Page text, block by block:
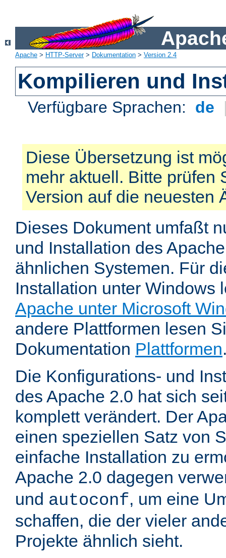
Apache > HTTP-Server> Dokumentation > Version 2.4
Kompilieren und
Verfügbare Sprachen: de
Diese Übersetzung ist
mehr aktuell. Bitte prüfen
Version auf die neuesten
Dieses Dokument umfaßt
und Installation des
ähnlichen Systemen. Für
Installation unter Windows
Apache unter Microsoft
andere Plattformen lesen
Dokumentation Plattformen
Die Konfigurations- und
des Apache 2.0 hat sich
komplett verändert. Der
einen speziellen Satz von
einfache Installation zu
Apache 2.0 dagegen
und autoconf, um eine
schaffen, die der vieler
Projekte ähnlich sieht.